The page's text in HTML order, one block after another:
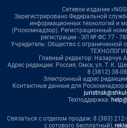
Сетевое издание
Зарегистрировано Федеральной
информационных технологий и
(Роскомнадзор). Регистрационный
регистрации - ЭЛ № ФС 77 -
Учредитель: Общество с ограниченной
Главный редактор: Назарчук
Адрес редакции: Россия, Омск, ул. Т. К.
8 (3812) 38-
Электронный адрес
Контактные данные для
Техподдержка:
Связаться с отделом продаж: 8 (383)
с сотового бесплатный),